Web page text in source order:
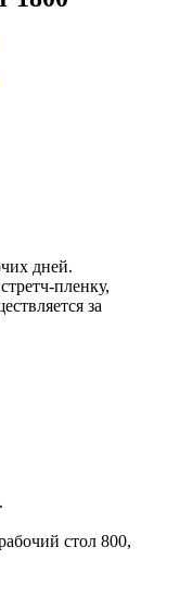
дней.
пленку,
за
стол 800,